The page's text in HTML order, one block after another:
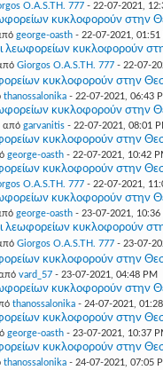
O.A.S.TH. 777- 22-07-2021,
κυκλοφορούν στην
george-oasth- 22-07-2021, 01:51
λεωφορείων κυκλοφορούν
Giorgos O.A.S.TH. 777- 22-07-
κυκλοφορούν στην
thanossalonika - 22-07-2021, 06:43
κυκλοφορούν στην
από garvanitis - 22-07-2021, 08:01
κυκλοφορούν στην
george-oasth- 22-07-2021, 10:42
κυκλοφορούν στην
O.A.S.TH. 777- 22-07-2021,
κυκλοφορούν στην
george-oasth- 23-07-2021, 10:36
λεωφορείων κυκλοφορούν
Giorgos O.A.S.TH. 777- 23-07-
κυκλοφορούν στην
vard_57- 23-07-2021, 04:48 PM
κυκλοφορούν στην
thanossalonika - 24-07-2021,
κυκλοφορούν στην
george-oasth- 23-07-2021, 10:37
κυκλοφορούν στην
thanossalonika - 24-07-2021, 07:05